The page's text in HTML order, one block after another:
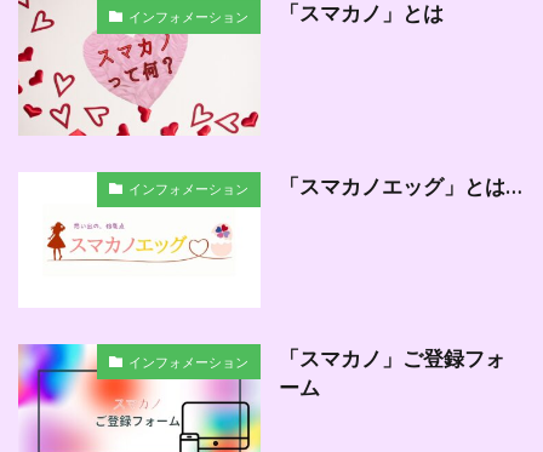
インフォメーション 「スマカノ」とは
インフォメーション 「スマカノエッグ」とは…
インフォメーション
「スマカノ」ご登録フォ
ーム